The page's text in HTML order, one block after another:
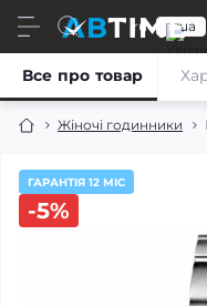
ru ua
Жіночі годинники
Все про товар
ГАРАНТІЯ 12 МІС
-5%